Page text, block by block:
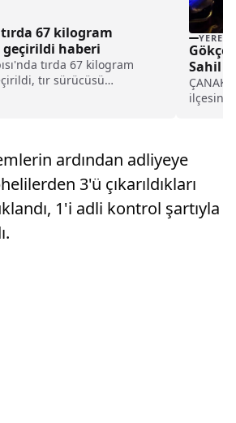
tırda 67 kilogram
haberi
tırda 67 kilogram
tır sürücüsü
YEREL
Sahil
haberi
ardından adliyeye
3'ü çıkarıldıkları
1'i adli kontrol şartıyla